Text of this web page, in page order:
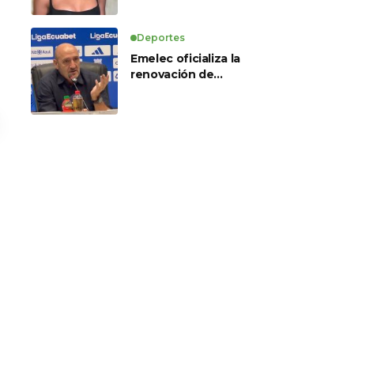
Deportes
Emelec oficializa la
renovación de